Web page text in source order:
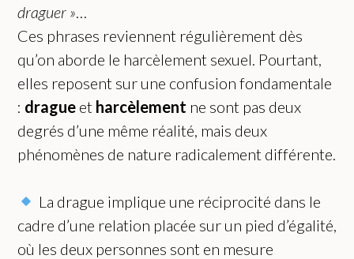
draguer »
Ces phrases reviennent régulièrement dès
qu’on aborde le harcèlement sexuel. Pourtant,
elles reposent sur une confusion fondamentale
: drague et harcèlement ne sont pas deux
degrés d’une même réalité, mais deux
phénomènes de nature radicalement différente.
La drague implique une réciprocité dans le
cadre d’une relation placée sur un pied d’égalité,
où les deux personnes sont en mesure